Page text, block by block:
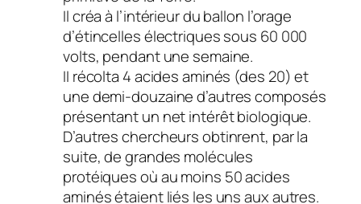
Il créa à l’intérieur du ballon l’orage
d’étincelles électriques sous 60 000
volts, pendant une semaine.
II récolta 4 acides aminés (des 20) et
une demi-douzaine d’autres composés
présentant un net intérêt biologique.
D’autres chercheurs obtinrent, par la
suite, de grandes molécules
protéiques où au moins 50 acides
aminés étaient liés les uns aux autres.